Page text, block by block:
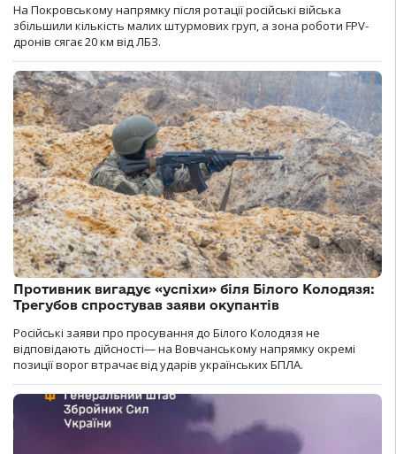
На Покровському напрямку після ротації російські війська
збільшили кількість малих штурмових груп, а зона роботи FPV-
дронів сягає 20 км від ЛБЗ.
Противник вигадує «успіхи» біля Білого Колодязя:
Трегубов спростував заяви окупантів
Російські заяви про просування до Білого Колодязя не
відповідають дійсності— на Вовчанському напрямку окремі
позиції ворог втрачає від ударів українських БПЛА.